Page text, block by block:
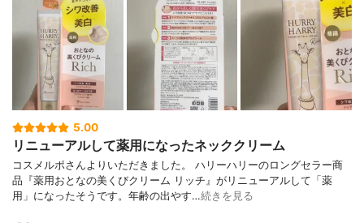
5.00
リニューアルして薬用になったネッククリーム
コスメルポさんよりいただきました。 ハリーハリーのロングセラー商
品『薬用おとなの美くびクリーム リッチ』がリニューアルして「薬
用」になったそうです。年齢の出やす…続きを見る